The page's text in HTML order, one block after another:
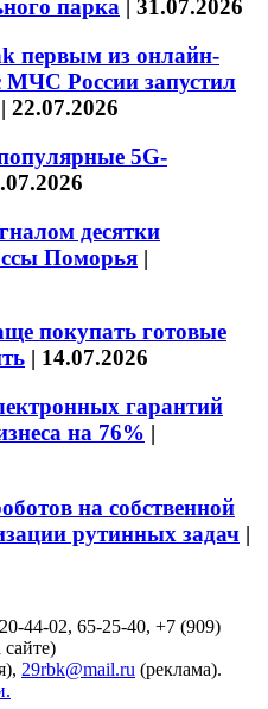
парка | 31.07.2026
первым из онлайн-
МЧС России запустил
| 22.07.2026
5G-
десятки
Поморья |
покупать готовые
| 14.07.2026
гарантий
на 76% |
на собственной
рутинных задач |
44-02, 65-25-40, +7 (909)
сайте)
29rbk@mail.ru (реклама).